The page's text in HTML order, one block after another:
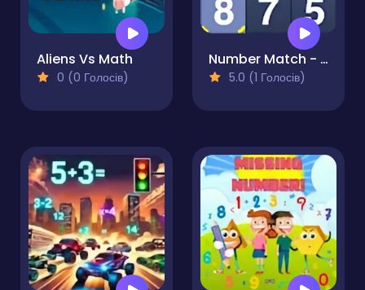
Aliens Vs Math
0 (0 Голосів)
Number Match - Match Ten
5.0 (1 Голосів)